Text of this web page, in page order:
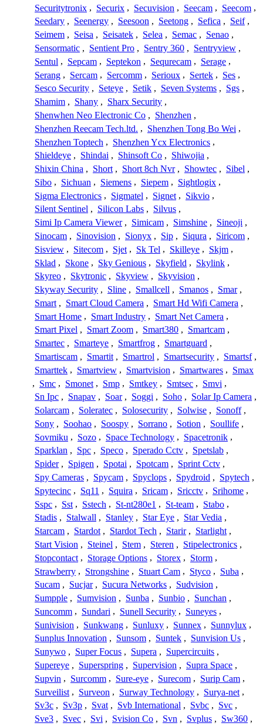
Securitytronix , Securix , Secuvision , Seecam , Seecom ,
Seedary , Seenergy , Seesoon , Seetong , Sefica , Seif ,
Seimem , Seisa , Seisatek , Selea , Semac , Senao ,
Sensormatic , Sentient Pro , Sentry 360 , Sentryview ,
Sentul , Sepcam , Septekon , Sequrecam , Serage ,
Serang , Sercam , Sercomm , Serioux , Sertek , Ses ,
Sesco Security , Seteye , Setik , Seven Systems , Sgs ,
Shamim , Shany , Sharx Security ,
Shenwhen Neo Electronic Co , Shenzhen ,
Shenzhen Reecam Tech.ltd. , Shenzhen Tong Bo Wei ,
Shenzhen Toptech , Shenzhen Ycx Electronics ,
Shieldeye , Shindai , Shinsoft Co , Shiwojia ,
Shixin China , Short , Short 8ch Nvr , Showtec , Sibel ,
Sibo , Sichuan , Siemens , Siepem , Sightlogix ,
Sigma Electronics , Sigmatel , Signet , Sikvio ,
Silent Sentinel , Silicon Labs , Silvus ,
Simi Ip Camera Viewer , Simicam , Simshine , Sineoji ,
Sinocam , Sinovision , Sionyx , Sip , Siqura , Siricom ,
Sisview , Sitecom , Sjet , Sk Tel , Skilleye , Skjm ,
Sklad , Skone , Sky Genious , Skyfield , Skylink ,
Skyreo , Skytronic , Skyview , Skyvision ,
Skyway Security , Sline , Smallcell , Smanos , Smar ,
Smart , Smart Cloud Camera , Smart Hd Wifi Camera ,
Smart Home , Smart Industry , Smart Net Camera ,
Smart Pixel , Smart Zoom , Smart380 , Smartcam ,
Smartec , Smarteye , Smartfrog , Smartguard ,
Smartiscam , Smartit , Smartrol , Smartsecurity , Smartsf ,
Smarttek , Smartview , Smartvision , Smartwares , Smax
, Smc , Smonet , Smp , Smtkey , Smtsec , Smvi ,
Sn Ipc , Snapav , Soar , Soggi , Soho , Solar Ip Camera ,
Solarcam , Soleratec , Solosecurity , Solwise , Sonoff ,
Sony , Soohao , Soospy , Sorrano , Sotion , Soullife ,
Sovmiku , Sozo , Space Technology , Spacetronik ,
Sparklan , Spc , Speco , Sperado Cctv , Spetslab ,
Spider , Spigen , Spotai , Spotcam , Sprint Cctv ,
Spy Cameras , Spycam , Spyclops , Spydroid , Spytech ,
Spytecinc , Sq11 , Squira , Sricam , Sricctv , Srihome ,
Sspc , Sst , Sstech , St-nt280e1 , St-team , Stabo ,
Stadis , Stalwall , Stanley , Star Eye , Star Vedia ,
Starcam , Stardot , Stardot Tech , Starir , Starlight ,
Start Vision , Steinel , Stem , Steren , Stipelectronics ,
Stopcontact , Storage Options , Storex , Storm ,
Strawberry , Strongshine , Stuart Cam , Styco , Suba ,
Sucam , Sucjar , Sucura Networks , Sudvision ,
Sumpple , Sumvision , Sunba , Sunbio , Sunchan ,
Suncomm , Sundari , Sunell Security , Suneyes ,
Sunivision , Sunkwang , Sunluxy , Sunnex , Sunnylux ,
Sunplus Innovation , Sunsom , Suntek , Sunvision Us ,
Sunywo , Super Focus , Supera , Supercircuits ,
Supereye , Superspring , Supervision , Supra Space ,
Supvin , Surcomm , Sure-eye , Surecom , Surip Cam ,
Surveilist , Surveon , Surway Technology , Surya-net ,
Sv3c , Sv3p , Svat , Svb International , Svbc , Svc ,
Sve3 , Svec , Svi , Svision Co , Svn , Svplus , Sw360 ,